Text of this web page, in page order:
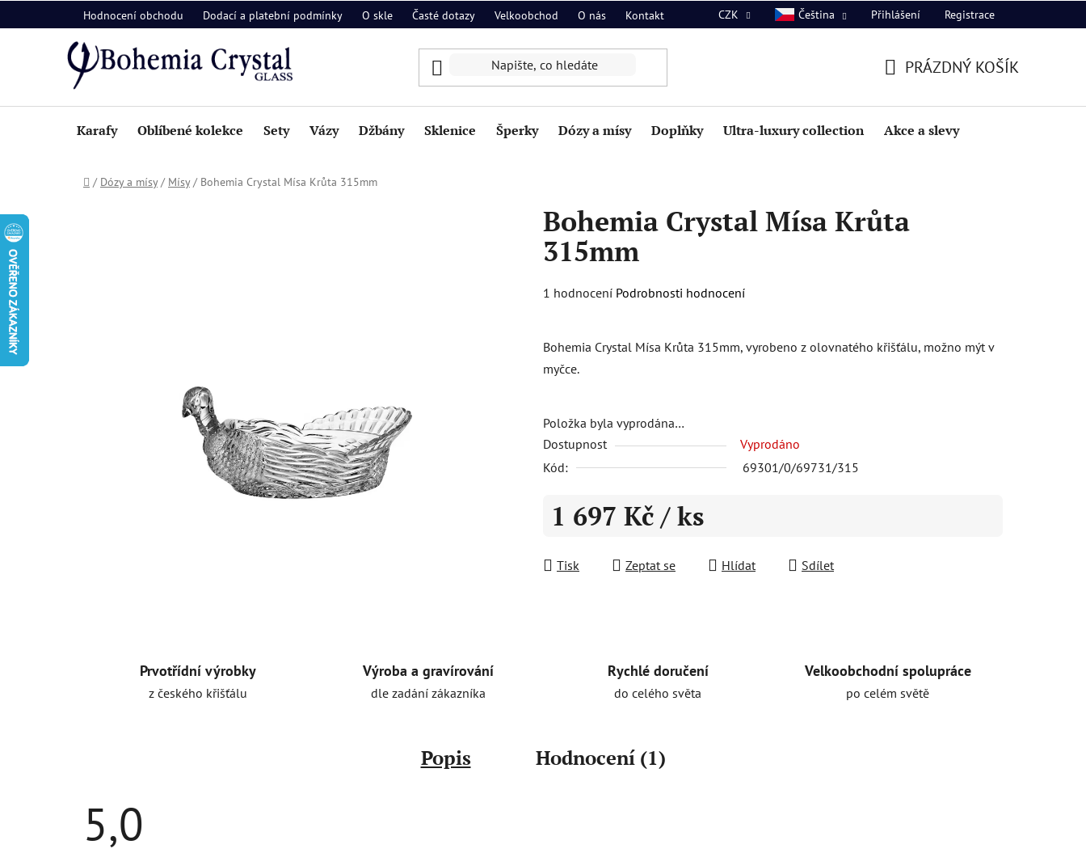
na
Hodnocení obchodu Dodací a platební podmínky O skle Časté dotazy Velkoobchod O nás Kontakt CZK Čeština Přihlášení Registrace
KOŠÍK
PRÁZDNÝ KOŠÍK
Karafy Oblíbené kolekce Sety Vázy Džbány Sklenice Šperky Dózy a mísy Doplňky Ultra-luxury collection Akce a slevy
Domů
/ Dózy a mísy / Mísy / Bohemia Crystal Mísa Krůta 315mm
Bohemia Crystal Mísa Krůta
315mm
Průměrné
je
5,0
5
hvězdiček.
1 hodnocení Podrobnosti hodnocení
Bohemia Crystal Mísa Krůta 315mm, vyrobeno z olovnatého křišťálu, možno mýt v
myčce.
Položka byla vyprodána…
Dostupnost
Vyprodáno
Kód:
69301/0/69731/315
1 697 Kč / ks
Tisk
Zeptat se Hlídat Sdílet
Prvotřídní výrobky
z českého křišťálu
Výroba a gravírování
dle zadání zákazníka
Rychlé doručení
do celého světa
Velkoobchodní spolupráce
po celém světě
Popis Hodnocení (1)
5,0